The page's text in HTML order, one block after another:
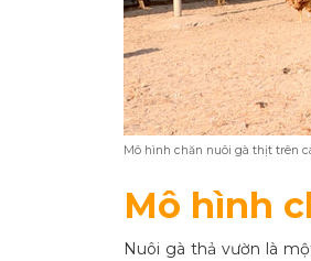
Mô hình chăn nuôi gà thịt trên
Mô hình
Nuôi gà thả vườn là